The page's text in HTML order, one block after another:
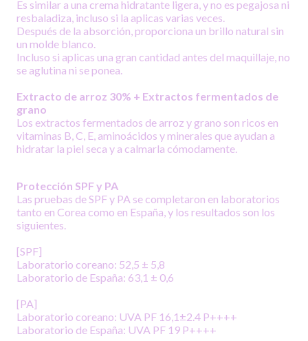
Es similar a una crema hidratante ligera, y no es pegajosa ni
resbaladiza, incluso si la aplicas varias veces.
Después de la absorción, proporciona un brillo natural sin
un molde blanco.
Incluso si aplicas una gran cantidad antes del maquillaje, no
se aglutina ni se ponea.
Extracto de arroz 30% + Extractos fermentados de
grano
Los extractos fermentados de arroz y grano son ricos en
vitaminas B, C, E, aminoácidos y minerales que ayudan a
hidratar la piel seca y a calmarla cómodamente.
Protección SPF y PA
Las pruebas de SPF y PA se completaron en laboratorios
tanto en Corea como en España, y los resultados son los
siguientes.
[SPF]
Laboratorio coreano: 52,5 ± 5,8
Laboratorio de España: 63,1 ± 0,6
[PA]
Laboratorio coreano: UVA PF 16,1±2.4 P++++
Laboratorio de España: UVA PF 19 P++++